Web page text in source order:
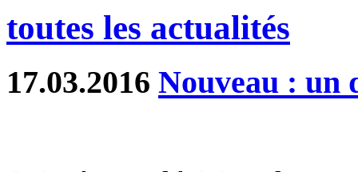
toutes les actualités
17.03.2016 Nouveau :